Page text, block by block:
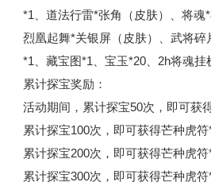
*1、道法行雷*张角（皮肤）、将魂
烈凰起舞*关银屏（皮肤）、武将碎
*1、藏宝图*1、宝玉*20、2h将魂挂
累计探宝奖励：
活动期间，累计探宝50次，即可获
累计探宝100次，即可获得芒种虎符
累计探宝200次，即可获得芒种虎符
累计探宝300次，即可获得芒种虎符